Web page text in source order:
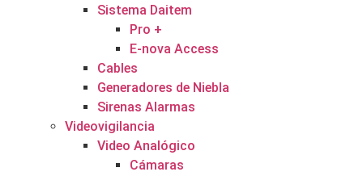
Sistema Daitem
Pro +
E-nova Access
Cables
Generadores de Niebla
Sirenas Alarmas
Videovigilancia
Video Analógico
Cámaras